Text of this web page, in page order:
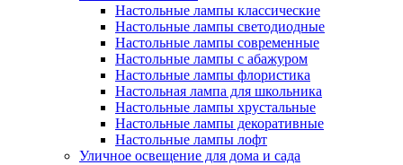
Настольные лампы классические
Настольные лампы светодиодные
Настольные лампы современные
Настольные лампы с абажуром
Настольные лампы флористика
Настольная лампа для школьника
Настольные лампы хрустальные
Настольные лампы декоративные
Настольные лампы лофт
Уличное освещение для дома и сада